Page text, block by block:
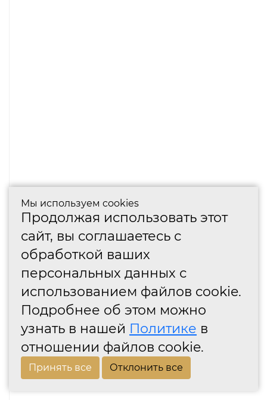
Мы используем cookies
Продолжая использовать этот
сайт, вы соглашаетесь с
обработкой ваших
персональных данных с
использованием файлов cookie.
Подробнее об этом можно
узнать в нашей Политике в
отношении файлов cookie.
Принять все Отклонить все